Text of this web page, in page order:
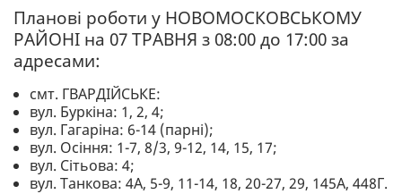
Планові роботи у НОВОМОСКОВСЬКОМУ
РАЙОНІ на 07 ТРАВНЯ з 08:00 до 17:00 за
адресами:
смт. ГВАРДІЙСЬКЕ:
вул. Буркіна: 1, 2, 4;
вул. Гагаріна: 6-14 (парні);
вул. Осіння: 1-7, 8/3, 9-12, 14, 15, 17;
вул. Сітьова: 4;
вул. Танкова: 4А, 5-9, 11-14, 18, 20-27, 29, 145А, 448Г.